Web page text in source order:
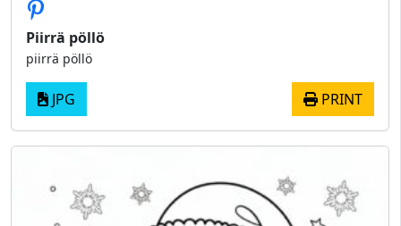
Piirrä pöllö
piirrä pöllö
JPG PRINT